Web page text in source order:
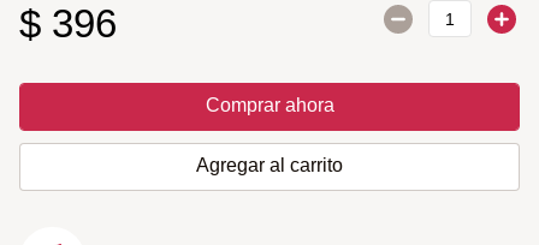
$ 396
Comprar ahora
Agregar al carrito